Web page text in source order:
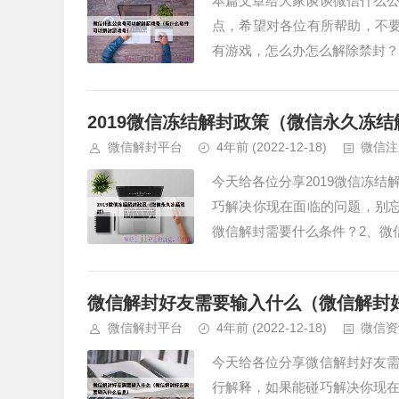
点，希望对各位有所帮助，不
有游戏，怎么办怎么解除禁封
2019微信冻结解封政策（微信永久冻结
微信解封平台 4年前 (2022-12-18) 微信
今天给各位分享2019微信冻结
巧解决你现在面临的问题，别
微信解封需要什么条件？2、
微信解封好友需要输入什么（微信解封
微信解封平台 4年前 (2022-12-18) 微信
今天给各位分享微信解封好友
行解释，如果能碰巧解决你现